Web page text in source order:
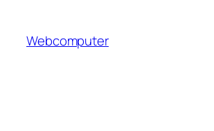
innehåll
Webcomputer